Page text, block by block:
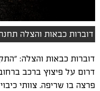
דוברות כבאות והצלה
דרום על פיצוץ ברכב
פרצה בו שריפה. צוותי